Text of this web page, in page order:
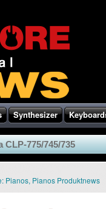
Synthesizer
CLP-775/745/735
Pianos, Pianos Produktnews